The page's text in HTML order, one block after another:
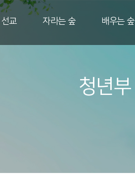
선교 자라는 숲 배우는 숲
청년부